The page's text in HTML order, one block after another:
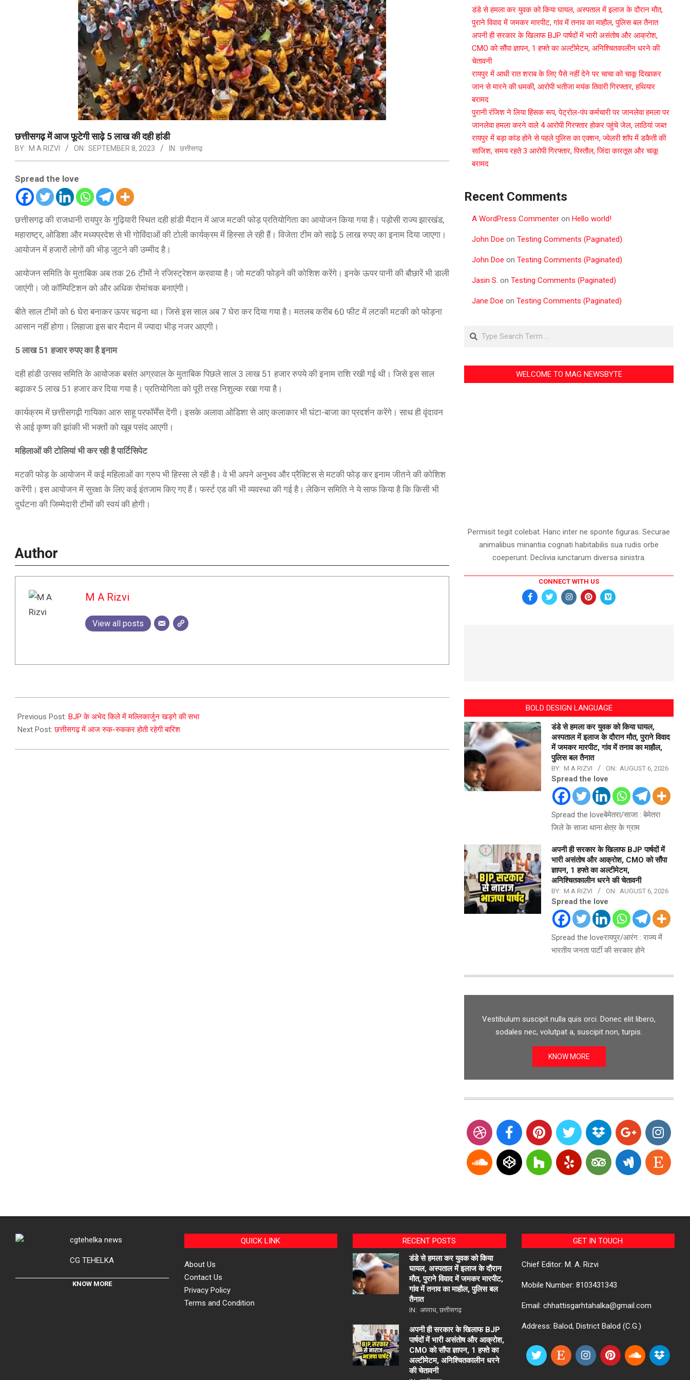
छत्तीसगढ़ में आज फूटेगी साढ़े 5 लाख की दही हांडी
BY: M A RIZVI ON: SEPTEMBER 8, 2023 IN: छत्तीसगढ़
Spread the love
छत्तीसगढ़ की राजधानी रायपुर के गुढ़ियारी स्थित दही हांडी मैदान में आज मटकी फोड़ प्रतियोगिता का आयोजन किया गया है। पड़ोसी राज्य झारखंड,
महाराष्ट्र, ओडिशा और मध्यप्रदेश से भी गोविंदाओं की टोली कार्यक्रम में हिस्सा ले रही हैं। विजेता टीम को साढ़े 5 लाख रुपए का इनाम दिया जाएगा।
आयोजन में हजारों लोगों की भीड़ जुटने की उम्मीद है।
आयोजन समिति के मुताबिक अब तक 26 टीमों ने रजिस्ट्रेशन करवाया है। जो मटकी फोड़ने की कोशिश करेंगे। इनके ऊपर पानी की बौछारें भी डाली
जाएंगी। जो कॉम्पिटिशन को और अधिक रोमांचक बनाएंगी।
बीते साल टीमों को 6 घेरा बनाकर ऊपर चढ़ना था। जिसे इस साल अब 7 घेरा कर दिया गया है। मतलब करीब 60 फीट में लटकी मटकी को फोड़ना
आसान नहीं होगा। लिहाजा इस बार मैदान में ज्यादा भीड़ नजर आएगी।
5 लाख 51 हजार रुपए का है इनाम
दही हांडी उत्सव समिति के आयोजक बसंत अग्रवाल के मुताबिक पिछले साल 3 लाख 51 हजार रुपये की इनाम राशि रखी गई थी। जिसे इस साल
बढ़ाकर 5 लाख 51 हजार कर दिया गया है। प्रतियोगिता को पूरी तरह निशुल्क रखा गया है।
कार्यक्रम में छत्तीसगढ़ी गायिका आरु साहू परफॉर्मेंस देंगी। इसके अलावा ओडिशा से आए कलाकार भी घंटा-बाजा का प्रदर्शन करेंगे। साथ ही वृंदावन
से आई कृष्ण की झांकी भी भक्तों को खूब पसंद आएगी।
महिलाओं की टोलियां भी कर रही है पार्टिसिपेट
मटकी फोड़ के आयोजन में कई महिलाओं का ग्रुप भी हिस्सा ले रही है। वे भी अपने अनुभव और प्रैक्टिस से मटकी फोड़ कर इनाम जीतने की कोशिश
करेंगी। इस आयोजन में सुरक्षा के लिए कई इंतजाम किए गए हैं। फर्स्ट एड की भी व्यवस्था की गई है। लेकिन समिति ने ये साफ किया है कि किसी भी
दुर्घटना की जिम्मेदारी टीमों की स्वयं की होगी।
Author
M A Rizvi
View all posts
09-
08
Previous Post: BJP के अभेद किले में मल्लिकार्जुन खड़गे की सभा
Next Post:छत्तीसगढ़ में आज रुक-रुककर होती रहेगी बारिश
डंडे से हमला कर युवक को किया घायल, अस्पताल में इलाज के दौरान मौत,
पुराने विवाद में जमकर मारपीट, गांव में तनाव का माहौल, पुलिस बल तैनात
अपनी ही सरकार के खिलाफ BJP पार्षदों में भारी असंतोष और आक्रोश,
CMO को सौंपा ज्ञापन, 1 हफ्ते का अल्टीमेटम, अनिश्चितकालीन धरने की
चेतावनी
रायपुर में आधी रात शराब के लिए पैसे नहीं देने पर चाचा को चाकू दिखाकर
जान से मारने की धमकी, आरोपी भतीजा मयंक तिवारी गिरफ्तार, हथियार
बरामद
पुरानी रंजिश ने लिया हिंसक रूप, पेट्रोल-पंप कर्मचारी पर जानलेवा हमला पर
जानलेवा हमला करने वाले 4 आरोपी गिरफ्तार होकर पहुंचे जेल, लाठियां जब्त
रायपुर में बड़ा कांड होने से पहले पुलिस का एक्शन, ज्वेलरी शॉप में डकैती की
साजिश, समय रहते 3 आरोपी गिरफ्तार, पिस्तौल, जिंदा कारतूस और चाकू
बरामद
Recent Comments
A WordPress Commenter on Hello world!
John Doe on Testing Comments (Paginated)
John Doe on Testing Comments (Paginated)
Jasin S. on Testing Comments (Paginated)
Jane Doe on Testing Comments (Paginated)
Search
WELCOME TO MAG NEWSBYTE
Permisit tegit colebat. Hanc inter ne sponte figuras. Securae
animalibus minantia cognati habitabilis sua rudis orbe
coeperunt. Declivia iunctarum diversa sinistra.
CONNECT WITH US
BOLD DESIGN LANGUAGE
डंडे से हमला कर युवक को किया घायल,
अस्पताल में इलाज के दौरान मौत, पुराने विवाद
में जमकर मारपीट, गांव में तनाव का माहौल,
पुलिस बल तैनात
BY: M A RIZVI ON: AUGUST 6, 2026
Spread the love
Spread the loveबेमेतरा/साजा : बेमेतरा
जिले के साजा थाना क्षेत्र के ग्राम
अपनी ही सरकार के खिलाफ BJP पार्षदों में
भारी असंतोष और आक्रोश, CMO को सौंपा
ज्ञापन, 1 हफ्ते का अल्टीमेटम,
अनिश्चितकालीन धरने की चेतावनी
BY: M A RIZVI ON: AUGUST 6, 2026
Spread the love
Spread the loveरायपुर/आरंग : राज्य में
भारतीय जनता पार्टी की सरकार होने
Vestibulum suscipit nulla quis orci. Donec elit libero,
sodales nec, volutpat a, suscipit non, turpis.
KNOW MORE
CG TEHELKA
KNOW MORE
QUICK LINK
About Us
Contact Us
Privacy Policy
Terms and Condition
RECENT POSTS
डंडे से हमला कर युवक को किया
घायल, अस्पताल में इलाज के दौरान
मौत, पुराने विवाद में जमकर मारपीट,
गांव में तनाव का माहौल, पुलिस बल
तैनात
IN: अपराध छत्तीसगढ़
अपनी ही सरकार के खिलाफ BJP
पार्षदों में भारी असंतोष और आक्रोश,
CMO को सौंपा ज्ञापन, 1 हफ्ते का
अल्टीमेटम, अनिश्चितकालीन धरने
की चेतावनी
GET IN TOUCH
Chief Editor: M. A. Rizvi
Mobile Number: 8103431343
Email: chhattisgarhtahalka@gmail.com
Address: Balod, District Balod (C.G.)